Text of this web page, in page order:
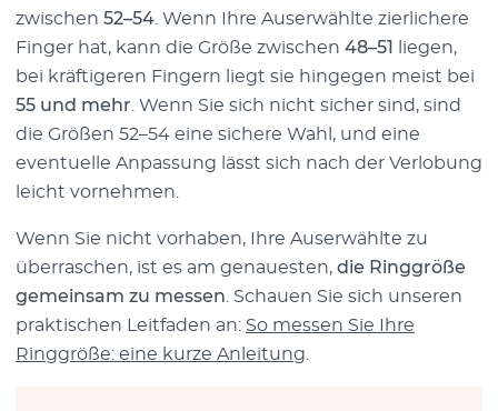
zwischen 52–54 . Wenn Ihre Auserwählte zierlichere
Finger hat, kann die Größe zwischen 48–51
liegen,
bei kräftigeren Fingern liegt sie hingegen meist bei
55 und mehr . Wenn Sie sich nicht sicher sind, sind
die Größen 52–54 eine sichere Wahl, und eine
eventuelle Anpassung lässt sich nach der Verlobung
leicht vornehmen.
Wenn Sie nicht vorhaben, Ihre Auserwählte zu
überraschen, ist es am genauesten, die Ringgröße
gemeinsam zu messen . Schauen Sie sich unseren
praktischen Leitfaden an: So messen Sie Ihre
Ringgröße: eine kurze Anleitung